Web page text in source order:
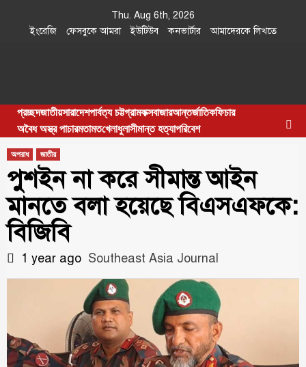
Thu. Aug 6th, 2026
ইংরেজি
ফেসবুকে আমরা ইউটিউব কনভার্টার আমাদেরকে লিখতে
Southeast
Asia Journal
প্রচ্ছদজাতীয়সারাদেশপার্বত্য চট্টগ্রামকক্সবাজারআন্তর্জাতিকফিচার
অবৈধ অস্ত্র পাচারমতামতখেলাধুলাসীমান্ত হত্যাপরিবেশ
অপরাধ জাতীয়
পুশইন না করে সীমান্ত আইন
মানতে বলা হয়েছে বিএসএফকে:
বিজিবি
1 year ago Southeast Asia Journal